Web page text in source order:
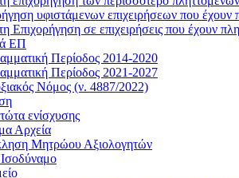
υφιστάμενων επιχειρήσεων που έχουν
Επιχορήγηση σε επιχειρήσεις που έχουν
ΕΠ
Περίοδος 2014-2020
Περίοδος 2021-2027
Νόμος (ν. 4887/2022)
ενίσχυσης
Αρχεία
Μητρώου Αξιολογητών